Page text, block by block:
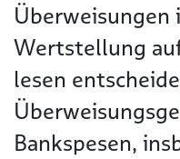
Überweisungen
Wertstellung
lesen
Bankspesen,